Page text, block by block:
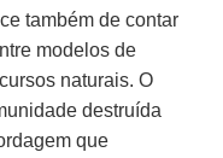
também de contar
modelos de
naturais. O
destruída
que